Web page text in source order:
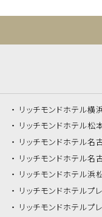
リッチモンドホテル横
リッチモンドホテル松
リッチモンドホテル名
リッチモンドホテル名
リッチモンドホテル浜
リッチモンドホテルプ
リッチモンドホテルプ